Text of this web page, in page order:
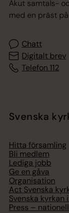
Akut samtals-
med en präst
Chatt
Digitalt brev
Telefon 112
Svenska
Hitta församling
Bli medlem
Lediga jobb
Ge en gåva
Organisation
Act Svenska
Svenska kyrkan
Press –